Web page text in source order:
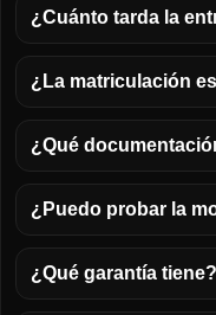
¿Cuánto tarda la
¿La matriculación
¿Qué
¿Puedo probar la
¿Qué garantía tiene?